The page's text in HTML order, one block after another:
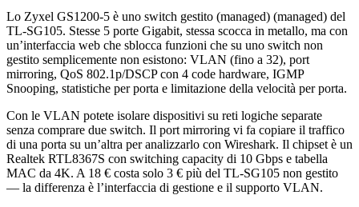
Lo Zyxel GS1200-5 è uno switch gestito (managed) (managed) del
TL-SG105. Stesse 5 porte Gigabit, stessa scocca in metallo, ma con
un’interfaccia web che sblocca funzioni che su uno switch non
gestito semplicemente non esistono: VLAN (fino a 32), port
mirroring, QoS 802.1p/DSCP con 4 code hardware, IGMP
Snooping, statistiche per porta e limitazione della velocità per porta.
Con le VLAN potete isolare dispositivi su reti logiche separate
senza comprare due switch. Il port mirroring vi fa copiare il traffico
di una porta su un’altra per analizzarlo con Wireshark. Il chipset è un
Realtek RTL8367S con switching capacity di 10 Gbps e tabella
MAC da 4K. A 18 € costa solo 3 € più del TL-SG105 non gestito
— la differenza è l’interfaccia di gestione e il supporto VLAN.